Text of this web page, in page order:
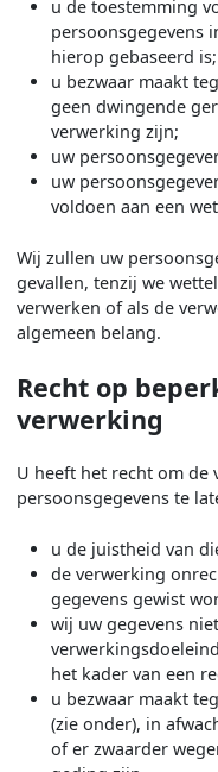
u de toestemming
persoonsgegevens
hierop gebaseerd is;
u bezwaar maakt
geen dwingende
verwerking zijn;
uw
uw
voldoen aan een
Wij zullen uw
gevallen, tenzij we
verwerken of als de
algemeen belang.
Recht op
verwerking
U heeft het recht om de
persoonsgegevens te
u de juistheid van
de verwerking
gegevens gewist
wij uw gegevens
het kader van een
u bezwaar maakt
(zie onder), in
of er zwaarder